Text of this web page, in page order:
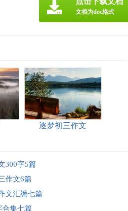
文档为doc格式
逐梦初三作文
300字5篇
作文6篇
文汇编七篇
合集七篇